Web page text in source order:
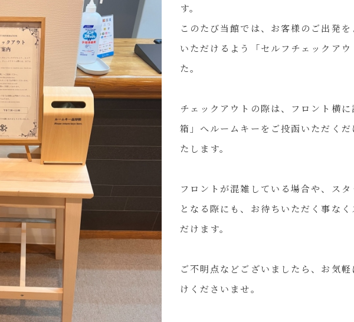
す。
このたび当館では、お客様のご出発
いただけるよう「セルフチェックア
た。
チェックアウトの際は、フロント横
箱」へルームキーをご投函いただく
たします。
フロントが混雑している場合や、ス
となる際にも、お待ちいただく事な
だけます。
ご不明点などございましたら、お気
けくださいませ。